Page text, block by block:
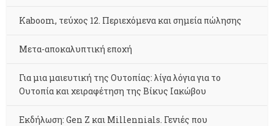
Kaboom, τεύχος 12. Περιεχόμενα και σημεία πώλησης
Μετα-αποκαλυπτική εποχή
Για μια μαιευτική της Ουτοπίας: λίγα λόγια για το
Ουτοπία και χειραφέτηση της Βίκυς Ιακώβου
Εκδήλωση: Gen Z και Millennials. Γενιές που